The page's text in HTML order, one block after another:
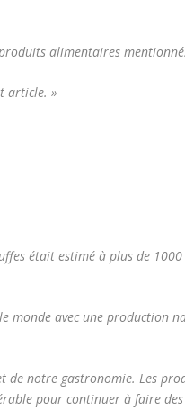
alimentaires
article. »
était estimé à plus de
monde avec une production
notre gastronomie. Les
pour continuer à faire